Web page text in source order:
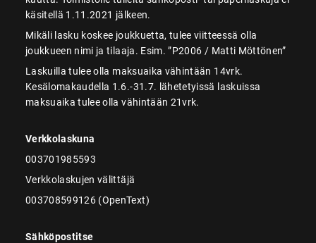
käsitellä 1.11.2021 jälkeen.
Mikäli lasku koskee joukkuetta, tulee viitteessä olla
joukkueen nimi ja tilaaja. Esim. ”P2006 / Matti Möttönen”
Laskuilla tulee olla maksuaika vähintään 14vrk.
Kesälomakaudella 1.6.-31.7. lähetetyissä laskuissa
maksuaika tulee olla vähintään 21vrk.
Verkkolaskuna
003701985593
Verkkolaskujen välittäjä
003708599126 (OpenText)
Sähköpostitse